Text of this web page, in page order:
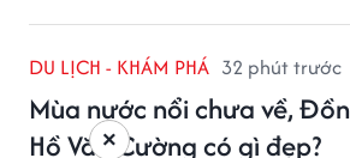
DU LỊCH - KHÁM PHÁ 32 phút trước
Mùa nước nổi chưa về,
Hồ Văn Cường có gì đẹp?
×